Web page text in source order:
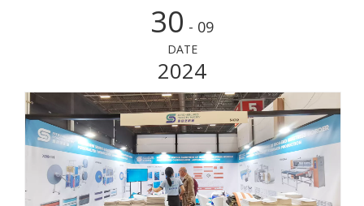
30 - 09
DATE
2024